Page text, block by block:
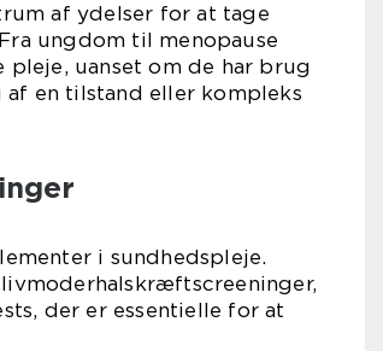
af ydelser for at tage
ungdom til menopause
uanset om de har brug
en tilstand eller kompleks
i sundhedspleje.
der er essentielle for at